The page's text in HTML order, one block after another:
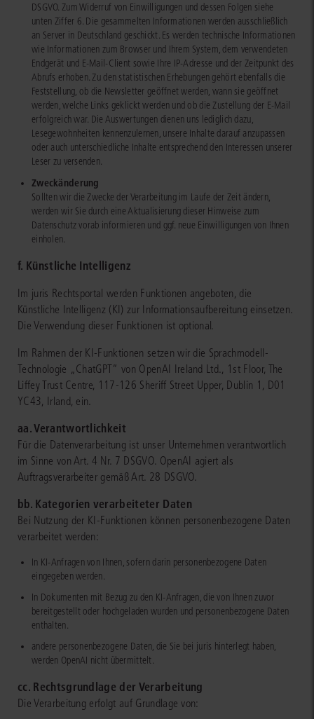
DSGVO. Zum Widerruf von Einwilligungen und dessen Folgen siehe
unten Ziffer 6. Die gesammelten Informationen werden ausschließlich
an Server in Deutschland geschickt. Es werden technische Informationen
wie Informationen zum Browser und Ihrem System, dem verwendeten
Endgerät und E-Mail-Client sowie Ihre IP-Adresse und der Zeitpunkt des
Abrufs erhoben. Zu den statistischen Erhebungen gehört ebenfalls die
Feststellung, ob die Newsletter geöffnet werden, wann sie geöffnet
werden, welche Links geklickt werden und ob die Zustellung der E-Mail
erfolgreich war. Die Auswertungen dienen uns lediglich dazu,
Lesegewohnheiten kennenzulernen, unsere Inhalte darauf anzupassen
oder auch unterschiedliche Inhalte entsprechend den Interessen unserer
Leser zu versenden.
Zweckänderung
Sollten wir die Zwecke der Verarbeitung im Laufe der Zeit ändern,
werden wir Sie durch eine Aktualisierung dieser Hinweise zum
Datenschutz vorab informieren und ggf. neue Einwilligungen von Ihnen
einholen.
f. Künstliche Intelligenz
Im juris Rechtsportal werden Funktionen angeboten, die
Künstliche Intelligenz (KI) zur Informationsaufbereitung einsetzen.
Die Verwendung dieser Funktionen ist optional.
Im Rahmen der KI-Funktionen setzen wir die Sprachmodell-
Technologie „ChatGPT“ von OpenAI Ireland Ltd., 1st Floor, The
Liffey Trust Centre, 117-126 Sheriff Street Upper, Dublin 1, D01
YC43, Irland, ein.
aa. Verantwortlichkeit
Für die Datenverarbeitung ist unser Unternehmen verantwortlich
im Sinne von Art. 4 Nr. 7 DSGVO. OpenAI agiert als
Auftragsverarbeiter gemäß Art. 28 DSGVO.
bb. Kategorien verarbeiteter Daten
Bei Nutzung der KI-Funktionen können personenbezogene Daten
verarbeitet werden:
In KI-Anfragen von Ihnen, sofern darin personenbezogene Daten
eingegeben werden.
In Dokumenten mit Bezug zu den KI-Anfragen, die von Ihnen zuvor
bereitgestellt oder hochgeladen wurden und personenbezogene Daten
enthalten.
andere personenbezogene Daten, die Sie bei juris hinterlegt haben,
werden OpenAI nicht übermittelt.
cc. Rechtsgrundlage der Verarbeitung
Die Verarbeitung erfolgt auf Grundlage von: